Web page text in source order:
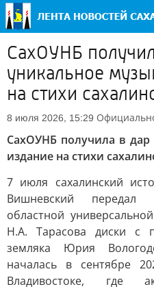
СахОУНБ
уникальное
на стихи
8 июля 2026, 15:29
СахОУНБ получила в
издание на стихи
7 июля сахалинский
Вишневский
областной
Н.А. Тарасова диски с
земляка Юрия
началась в сентябре
Владивостоке, где